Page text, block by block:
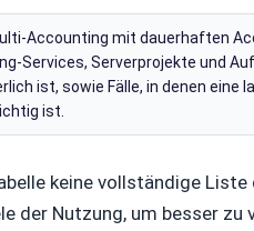
Accounting mit dauerhaften
Services, Serverprojekte und
ist, sowie Fälle, in denen eine
ist.
keine vollständige
der Nutzung, um besser zu